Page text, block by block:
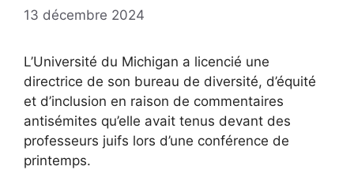
13 décembre 2024
L’Université du Michigan a licencié une
directrice de son bureau de diversité, d’équité
et d’inclusion en raison de commentaires
antisémites qu’elle avait tenus devant des
professeurs juifs lors d’une conférence de
printemps.